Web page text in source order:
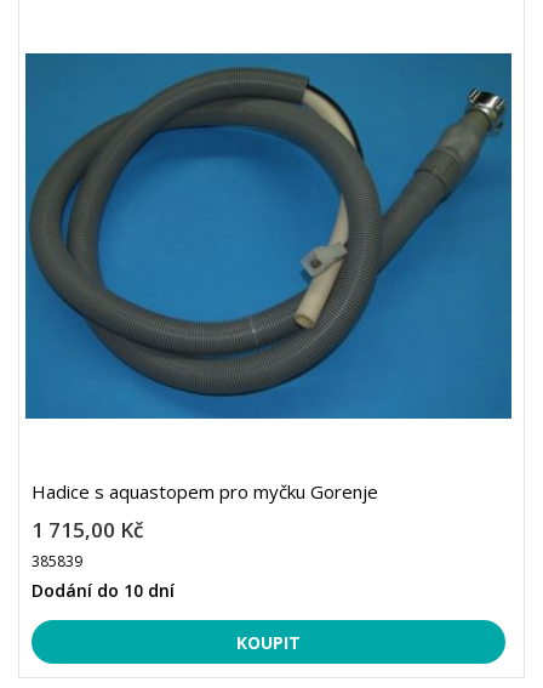
Hadice s aquastopem pro myčku Gorenje
1 715,00 Kč
385839
Dodání do 10 dní